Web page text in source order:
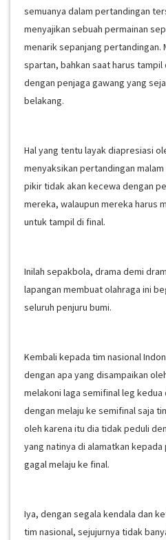
semuanya dalam pertandingan
menyajikan sebuah permainan
menarik sepanjang pertandingan.
spartan, bahkan saat harus tampil
dengan penjaga gawang yang
belakang.
Hal yang tentu layak diapresiasi
menyaksikan pertandingan
pikir tidak akan kecewa dengan
mereka, walaupun mereka harus
untuk tampil di final.
Inilah sepakbola, drama demi
lapangan membuat olahraga ini
seluruh penjuru bumi.
Kembali kepada tim nasional
dengan apa yang disampaikan
melakoni laga semifinal leg kedua
dengan melaju ke semifinal saja
oleh karena itu dia tidak peduli
yang natinya di alamatkan kepada
gagal melaju ke final.
Iya, dengan segala kendala dan
tim nasional, sejujurnya tidak